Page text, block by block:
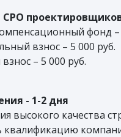
фонд –
взнос – 5 000 руб.
– 5 000 руб.
- 1-2 дня
высокого качества